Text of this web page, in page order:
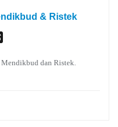
& Ristek
dan Ristek.